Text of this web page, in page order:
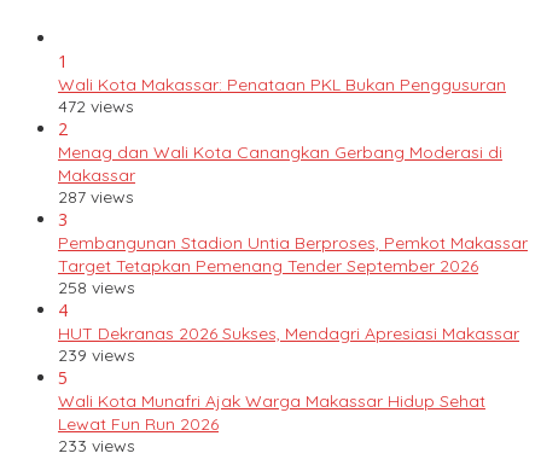
1
Wali Kota Makassar: Penataan PKL Bukan Penggusuran
472 views
2
Menag dan Wali Kota Canangkan Gerbang Moderasi di
Makassar
287 views
3
Pembangunan Stadion Untia Berproses, Pemkot Makassar
Target Tetapkan Pemenang Tender September 2026
258 views
4
HUT Dekranas 2026 Sukses, Mendagri Apresiasi Makassar
239 views
5
Wali Kota Munafri Ajak Warga Makassar Hidup Sehat
Lewat Fun Run 2026
233 views